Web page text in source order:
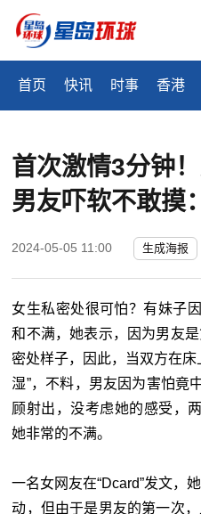
首页 快讯 时事 香港
首次激情3分钟
男友吓软不敢摸
2024-05-05 11:00 生成海报
女生私密处很可怕？有妹子
和不满，她表示，因为男友
密处样子，因此，当双方在
湿”，不料，男友因为害怕竟
顾射出，没考虑她的感受，
她非常的不满。
一名女网友在“Dcard”发文，
动，但由于是男友的第一次